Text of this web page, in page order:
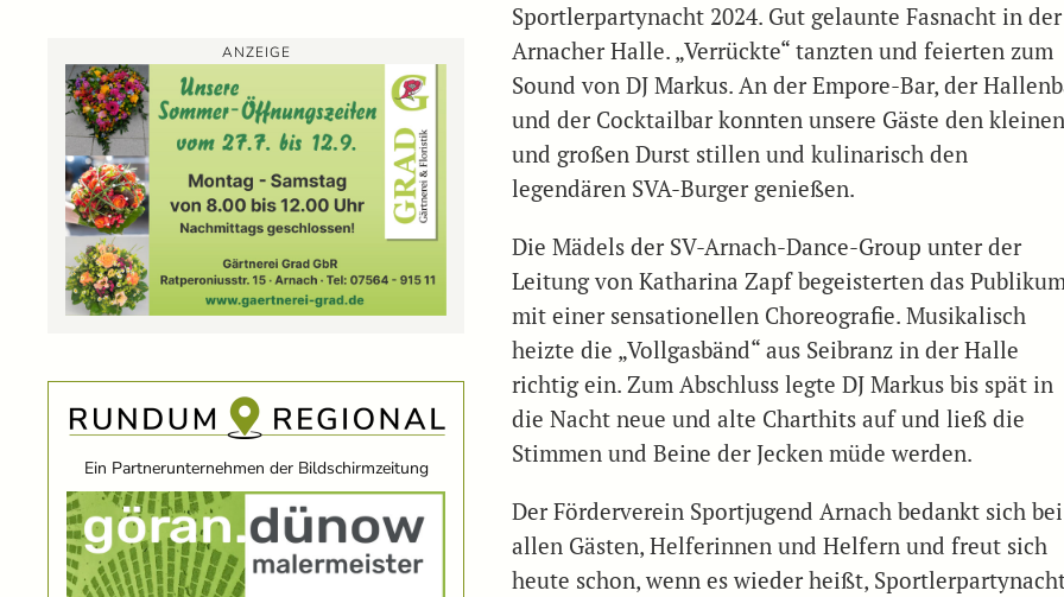
ANZEIGE
Ein Partnerunternehmen der Bildschirmzeitung
Sportlerpartynacht 2024. Gut gelaunte Fasnacht in der
Arnacher Halle. „Verrückte“ tanzten und feierten zum
Sound von DJ Markus. An der Empore-Bar, der
und der Cocktailbar konnten unsere Gäste den
und großen Durst stillen und kulinarisch den
legendären SVA-Burger genießen.
Die Mädels der SV-Arnach-Dance-Group unter der
Leitung von Katharina Zapf begeisterten das
mit einer sensationellen Choreografie. Musikalisch
heizte die „Vollgasbänd“ aus Seibranz in der Halle
richtig ein. Zum Abschluss legte DJ Markus bis spät in
die Nacht neue und alte Charthits auf und ließ die
Stimmen und Beine der Jecken müde werden.
Der Förderverein Sportjugend Arnach bedankt sich bei
allen Gästen, Helferinnen und Helfern und freut sich
heute schon, wenn es wieder heißt,